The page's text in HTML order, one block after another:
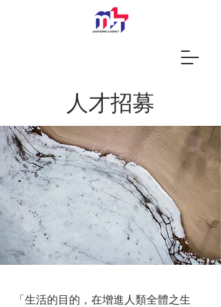
人才招募
「生活的目的，在增進人類全體之生